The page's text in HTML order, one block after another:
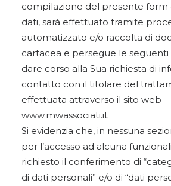
compilazione del presente form
dati, sarà effettuato tramite
automatizzato e/o raccolta di
cartacea e persegue le seguenti
dare corso alla Sua richiesta di
contatto con il titolare del
effettuata attraverso il sito web
www.mwassociati.it
Si evidenzia che, in nessuna
per l’accesso ad alcuna
richiesto il conferimento di
di dati personali” e/o di “dati